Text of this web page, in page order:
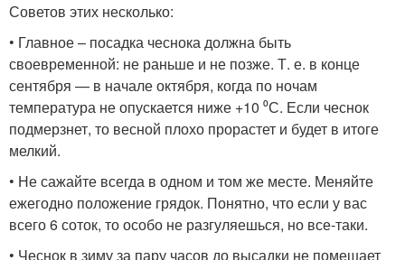
Советов этих несколько:
• Главное – посадка чеснока должна быть
своевременной: не раньше и не позже. Т. е. в конце
сентября — в начале октября, когда по ночам
температура не опускается ниже +10 ⁰С. Если чеснок
подмерзнет, то весной плохо прорастет и будет в итоге
мелкий.
• Не сажайте всегда в одном и том же месте. Меняйте
ежегодно положение грядок. Понятно, что если у вас
всего 6 соток, то особо не разгуляешься, но все-таки.
• Чеснок в зиму за пару часов до высадки не помешает